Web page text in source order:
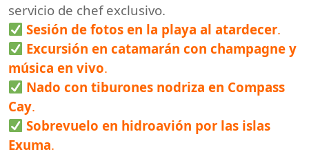
servicio de chef exclusivo.
Sesión de fotos en la playa al atardecer.
Excursión en catamarán con champagne y
música en vivo.
Nado con tiburones nodriza en Compass
Cay.
Sobrevuelo en hidroavión por las islas
Exuma.